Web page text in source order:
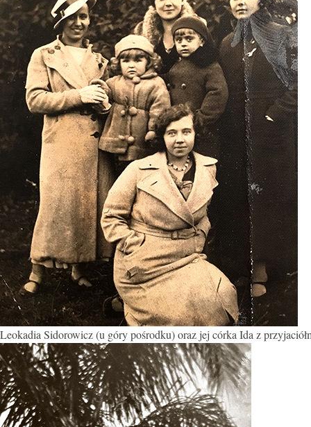
Leokadia Sidorowicz (u góry pośrodku) oraz jej córka Ida z